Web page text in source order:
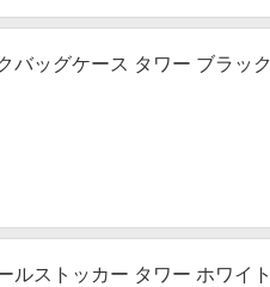
バッグケース タワー ブラック
ルストッカー タワー ホワイト